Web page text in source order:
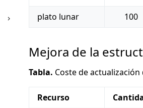
plato lunar
100
Mejora de la
Tabla. Coste de actualización
Recurso